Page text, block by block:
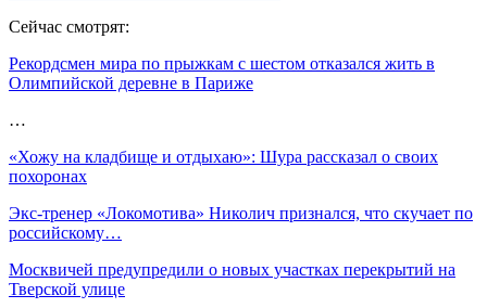
Сейчас смотрят:
Рекордсмен мира по прыжкам с шестом отказался жить в
Олимпийской деревне в Париже
…
«Хожу на кладбище и отдыхаю»: Шура рассказал о своих
похоронах
Экс-тренер «Локомотива» Николич признался, что скучает по
российскому…
Москвичей предупредили о новых участках перекрытий на
Тверской улице